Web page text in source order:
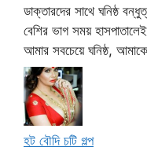
ডাক্তারদের সাথে ঘনিষ্ঠ
বেশির ভাগ সময়
আমার সবচেয়ে ঘনিষ্ঠ,
হট বৌদি চটি গল্প